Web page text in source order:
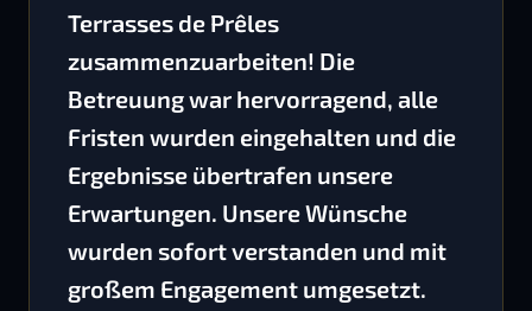
Terrasses de Prêles
zusammenzuarbeiten! Die
Betreuung war hervorragend, alle
Fristen wurden eingehalten und die
Ergebnisse übertrafen unsere
Erwartungen. Unsere Wünsche
wurden sofort verstanden und mit
großem Engagement umgesetzt.